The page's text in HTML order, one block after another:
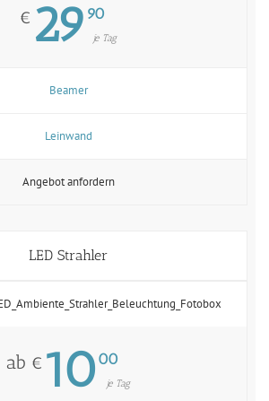
€ 29 90
je Tag
Beamer
Leinwand
Angebot anfordern
LED Strahler
ab € 10 00
je Tag